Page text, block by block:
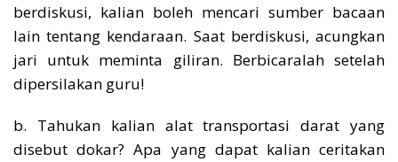
berdiskusi, kalian boleh mencari sumber bacaan
lain tentang kendaraan. Saat berdiskusi, acungkan
jari untuk meminta giliran. Berbicaralah setelah
dipersilakan guru!
b. Tahukan kalian alat transportasi darat yang
disebut dokar? Apa yang dapat kalian ceritakan